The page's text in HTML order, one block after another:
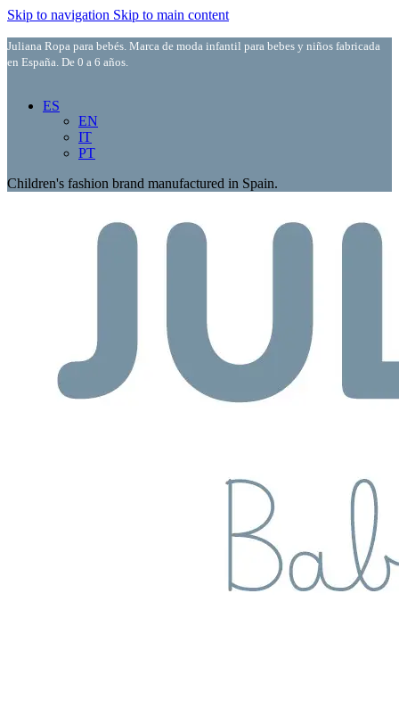
Skip to navigation Skip to main content
Juliana Ropa para bebés. Marca de moda infantil para bebes y niños fabricada
en España. De 0 a 6 años.
ES
EN
IT
PT
Children's fashion brand manufactured in Spain.